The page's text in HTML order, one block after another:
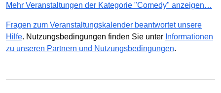
Mehr Veranstaltungen der Kategorie "Comedy" anzeigen…
Fragen zum Veranstaltungskalender beantwortet unsere
Hilfe. Nutzungsbedingungen finden Sie unter Informationen
zu unseren Partnern und Nutzungsbedingungen.